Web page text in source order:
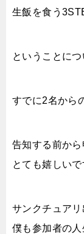
生飯を食う
ということにつ
すでに2名から
告知する前か
とても嬉しいで
サンクチュア
僕も参加者の